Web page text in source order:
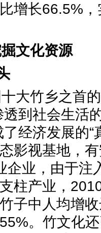
增长66.5%
掘文化资源
大竹乡之首
透到社会生活
了经济发展的
影视基地，
企业，由于注
柱产业，
子中人均增
。竹文化